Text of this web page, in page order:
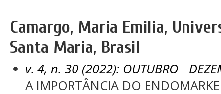
Camargo, Maria Emilia,
Santa Maria, Brasil
v. 4, n. 30 (2022): OUTUBRO -
A IMPORTÂNCIA DO